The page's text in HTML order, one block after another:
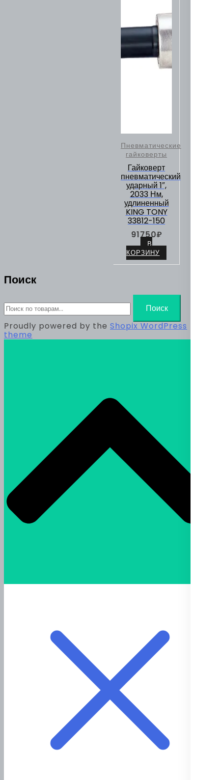
Пневматические
гайковерты
Гайковерт
пневматический
ударный 1″,
2033 Нм,
удлиненный
KING TONY
33812-150
91750₽
В
КОРЗИНУ
Поиск
Поиск
Proudly powered by the Shopix WordPress
theme